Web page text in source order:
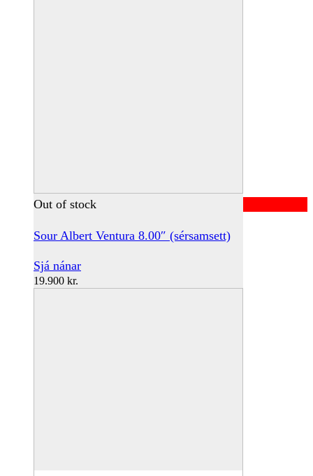
Out of stock
Sour Albert Ventura 8.00″ (sérsamsett)
Sjá nánar
19.900 kr.